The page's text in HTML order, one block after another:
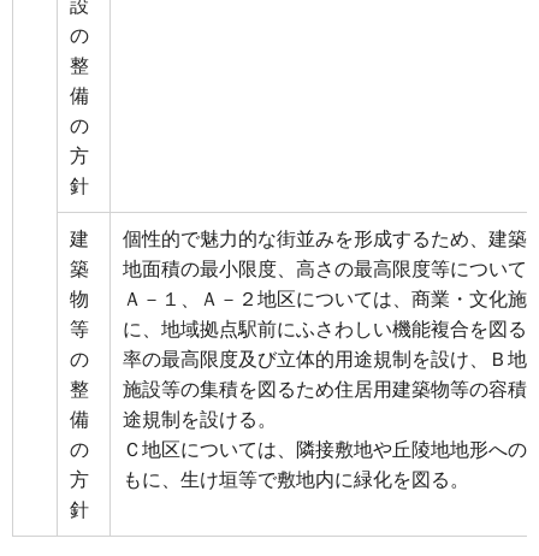
設
の
整
備
の
方
針
建
築
物
等
の
整
備
の
方
針
個性的で魅力的な街並みを形成するため、建築
地面積の最小限度、高さの最高限度等について
Ａ－１、Ａ－２地区については、商業・文化施
に、地域拠点駅前にふさわしい機能複合を図る
率の最高限度及び立体的用途規制を設け、Ｂ地
施設等の集積を図るため住居用建築物等の容積
途規制を設ける。
Ｃ地区については、隣接敷地や丘陵地地形への
もに、生け垣等で敷地内に緑化を図る。